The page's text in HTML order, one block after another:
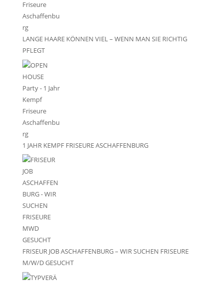
LANGE HAARE KÖNNEN VIEL – WENN MAN SIE RICHTIG
PFLEGT
1 JAHR KEMPF FRISEURE ASCHAFFENBURG
FRISEUR JOB ASCHAFFENBURG – WIR SUCHEN FRISEURE
M/W/D GESUCHT